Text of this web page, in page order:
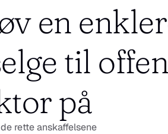
en
til
på
rette anskaffelsene